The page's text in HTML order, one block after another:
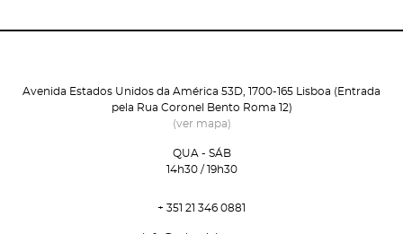
Avenida Estados Unidos da América 53D, 1700-165 Lisboa (Entrada
pela Rua Coronel Bento Roma 12)
(ver mapa)
QUA - SÁB
14h30 / 19h30
+ 351 21 346 0881